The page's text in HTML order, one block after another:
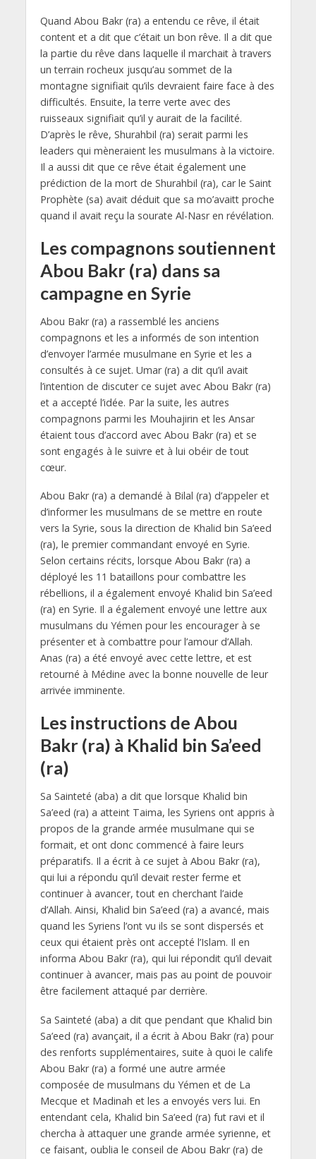
Quand Abou Bakr (ra) a entendu ce rêve, il était
content et a dit que c’était un bon rêve. Il a dit que
la partie du rêve dans laquelle il marchait à travers
un terrain rocheux jusqu’au sommet de la
montagne signifiait qu’ils devraient faire face à des
difficultés. Ensuite, la terre verte avec des
ruisseaux signifiait qu’il y aurait de la facilité.
D’après le rêve, Shurahbil (ra) serait parmi les
leaders qui mèneraient les musulmans à la victoire.
Il a aussi dit que ce rêve était également une
prédiction de la mort de Shurahbil (ra), car le Saint
Prophète (sa) avait déduit que sa mo’avaitt proche
quand il avait reçu la sourate Al-Nasr en révélation.
Les compagnons soutiennent
Abou Bakr (ra) dans sa
campagne en Syrie
Abou Bakr (ra) a rassemblé les anciens
compagnons et les a informés de son intention
d’envoyer l’armée musulmane en Syrie et les a
consultés à ce sujet. Umar (ra) a dit qu’il avait
l’intention de discuter ce sujet avec Abou Bakr (ra)
et a accepté l’idée. Par la suite, les autres
compagnons parmi les Mouhajirin et les Ansar
étaient tous d’accord avec Abou Bakr (ra) et se
sont engagés à le suivre et à lui obéir de tout
cœur.
Abou Bakr (ra) a demandé à Bilal (ra) d’appeler et
d’informer les musulmans de se mettre en route
vers la Syrie, sous la direction de Khalid bin Sa’eed
(ra), le premier commandant envoyé en Syrie.
Selon certains récits, lorsque Abou Bakr (ra) a
déployé les 11 bataillons pour combattre les
rébellions, il a également envoyé Khalid bin Sa’eed
(ra) en Syrie. Il a également envoyé une lettre aux
musulmans du Yémen pour les encourager à se
présenter et à combattre pour l’amour d’Allah.
Anas (ra) a été envoyé avec cette lettre, et est
retourné à Médine avec la bonne nouvelle de leur
arrivée imminente.
Les instructions de Abou
Bakr (ra) à Khalid bin Sa’eed
(ra)
Sa Sainteté (aba) a dit que lorsque Khalid bin
Sa’eed (ra) a atteint Taima, les Syriens ont appris à
propos de la grande armée musulmane qui se
formait, et ont donc commencé à faire leurs
préparatifs. Il a écrit à ce sujet à Abou Bakr (ra),
qui lui a répondu qu’il devait rester ferme et
continuer à avancer, tout en cherchant l’aide
d’Allah. Ainsi, Khalid bin Sa’eed (ra) a avancé, mais
quand les Syriens l’ont vu ils se sont dispersés et
ceux qui étaient près ont accepté l’Islam. Il en
informa Abou Bakr (ra), qui lui répondit qu’il devait
continuer à avancer, mais pas au point de pouvoir
être facilement attaqué par derrière.
Sa Sainteté (aba) a dit que pendant que Khalid bin
Sa’eed (ra) avançait, il a écrit à Abou Bakr (ra) pour
des renforts supplémentaires, suite à quoi le calife
Abou Bakr (ra) a formé une autre armée
composée de musulmans du Yémen et de La
Mecque et Madinah et les a envoyés vers lui. En
entendant cela, Khalid bin Sa’eed (ra) fut ravi et il
chercha à attaquer une grande armée syrienne, et
ce faisant, oublia le conseil de Abou Bakr (ra) de